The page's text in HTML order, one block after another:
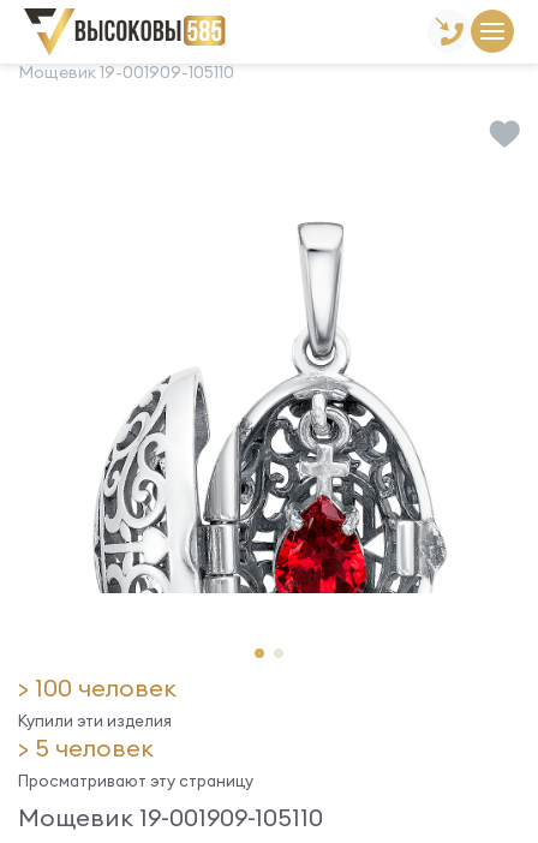
Главная Склад готовой продукции
Подвески
Мощевик 19-001909-105110
> 100 человек
Купили эти изделия
> 5 человек
Просматривают эту страницу
Мощевик 19-001909-105110